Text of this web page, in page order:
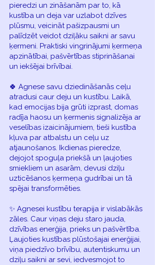
pieredzi un zināšanām par to, kā
kustība un deja var uzlabot dzīves
plūsmu, veicināt pašizpausmi un
palīdzēt veidot dziļāku saikni ar savu
ķermeni. Praktiski vingrinājumi ķermeņa
apzinātībai, pašvērtības stiprināšanai
un iekšējai brīvībai.
🍀 Agnese savu dziedināšanās ceļu
atradusi caur deju un kustību. Laikā,
kad emocijas bija grūti izprast, domas
radīja haosu un ķermenis signalizēja ar
veselības izaicinājumiem, tieši kustība
kļuva par atbalstu un ceļu uz
atjaunošanos. Ikdienas pieredze,
dejojot spoguļa priekšā un ļaujoties
smiekliem un asarām, devusi dziļu
uzticēšanos ķermeņa gudrībai un tā
spējai transformēties.
✨️ Agnesei kustību terapija ir vislabākās
zāles. Caur viņas deju staro jauda,
dzīvības enerğija, prieks un pašvērtība.
Ļaujoties kustības plūstošajai enerğijai,
viņa piedzīvo brīvību, autentiskumu un
dziļu saikni ar sevi, iedvesmojot to